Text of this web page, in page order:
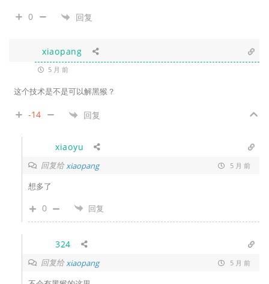
0 回复
xiaopang
5 月 前
这个技术是不是可以解黑猴？
-14 回复
xiaoyu
回复给xiaopang 5 月 前
想多了
0 回复
324
回复给xiaopang 5 月 前